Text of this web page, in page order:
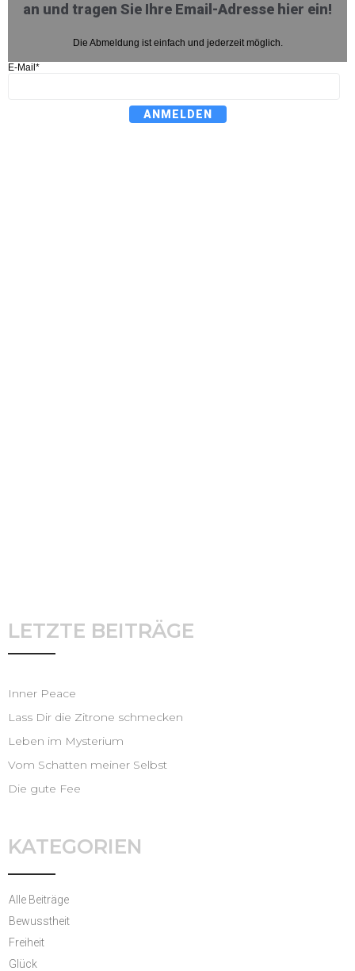
an und tragen Sie Ihre Email-Adresse hier ein!
Die Abmeldung ist einfach und jederzeit möglich.
E-Mail*
ANMELDEN
LETZTE BEITRÄGE
Inner Peace
Lass Dir die Zitrone schmecken
Leben im Mysterium
Vom Schatten meiner Selbst
Die gute Fee
KATEGORIEN
Alle Beiträge
Bewusstheit
Freiheit
Glück